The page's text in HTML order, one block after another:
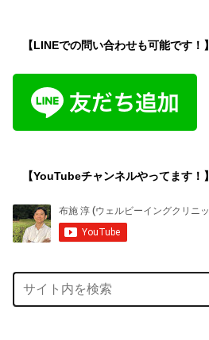
【LINEでの問い合わせも可能です！】
【YouTubeチャンネルやってます！】